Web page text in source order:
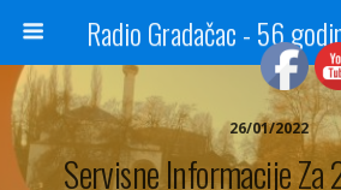
26/01/2022
Servisne Informacije